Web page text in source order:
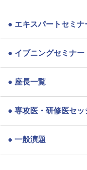
● エキスパートセミナ
● イブニングセミナー
● 座長一覧
● 専攻医・研修医セッ
● 一般演題